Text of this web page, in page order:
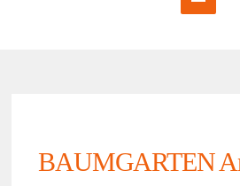
BAUMGARTEN